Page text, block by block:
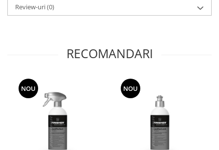
Review-uri(0)
RECOMANDARI
NOU NOU